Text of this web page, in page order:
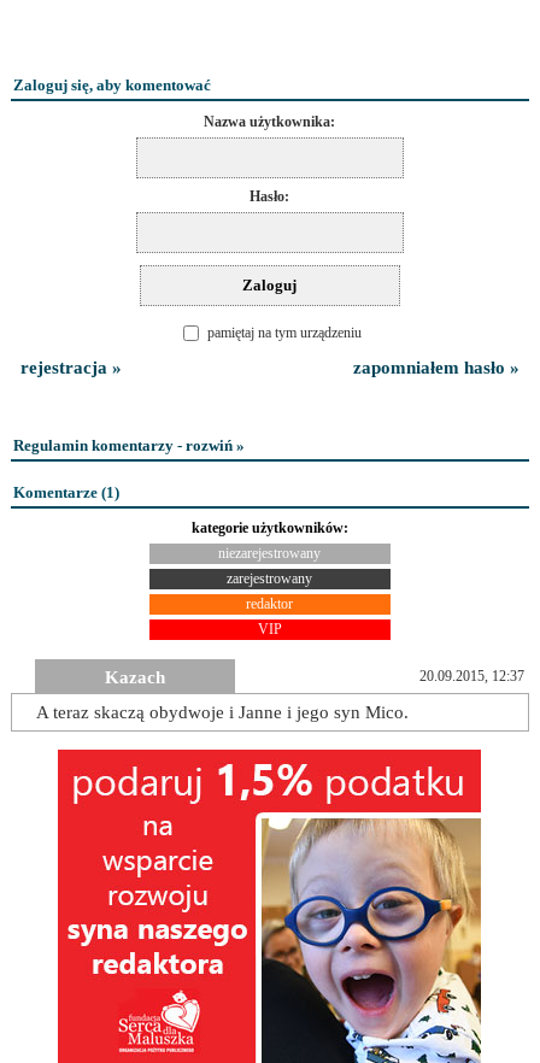
Zaloguj się, aby komentować
Nazwa użytkownika:
Hasło:
pamiętaj na tym urządzeniu
rejestracja » zapomniałem hasło »
Regulamin komentarzy - rozwiń »
Komentarze (1)
kategorie użytkowników:
niezarejestrowany
zarejestrowany
redaktor
VIP
Kazach 20.09.2015, 12:37
A teraz skaczą obydwoje i Janne i jego syn Mico.